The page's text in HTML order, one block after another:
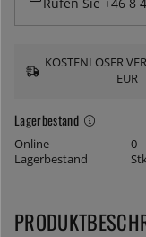
Lagerbestand
Online-
Lagerbestand
0
KOSTENLOSER
EUR